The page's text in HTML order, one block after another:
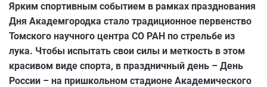
Ярким спортивным событием в рамках празднования
Дня Академгородка стало традиционное первенство
Томского научного центра СО РАН по стрельбе из
лука. Чтобы испытать свои силы и меткость в этом
красивом виде спорта, в праздничный день – День
России – на пришкольном стадионе Академического